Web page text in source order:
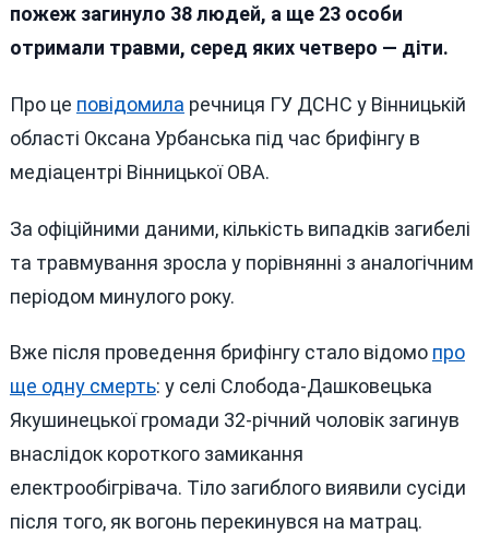
На
пожеж загинуло 38 людей, а ще 23 особи
отримали травми, серед яких четверо — діти.
Про це повідомила речниця ГУ ДСНС у Вінницькій
області Оксана Урбанська під час брифінгу в
медіацентрі Вінницької ОВА.
За офіційними даними, кількість випадків загибелі
та травмування зросла у порівнянні з аналогічним
періодом минулого року.
Вже після проведення брифінгу стало відомо про
ще одну смерть: у селі Слобода-Дашковецька
Якушинецької громади 32-річний чоловік загинув
внаслідок короткого замикання
електрообігрівача. Тіло загиблого виявили сусіди
після того, як вогонь перекинувся на матрац.